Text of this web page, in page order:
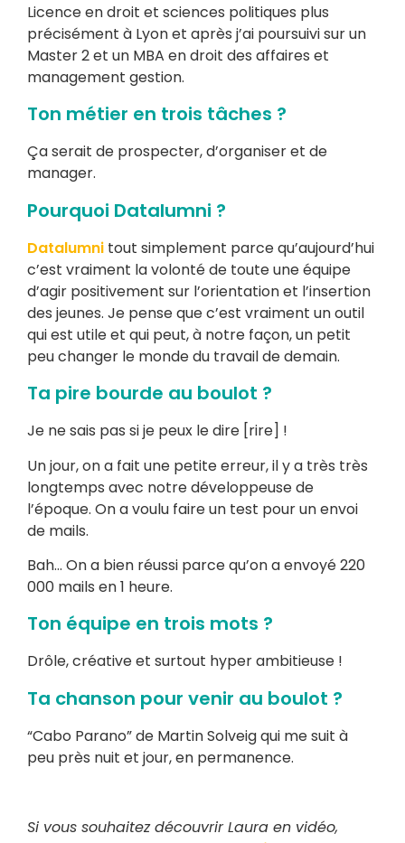
Licence en droit et sciences politiques plus
précisément à Lyon et après j’ai poursuivi sur un
Master 2 et un MBA en droit des affaires et
management gestion.
Ton métier en trois tâches ?
Ça serait de prospecter, d’organiser et de
manager.
Pourquoi Datalumni ?
Datalumni tout simplement parce qu’aujourd’hui
c’est vraiment la volonté de toute une équipe
d’agir positivement sur l’orientation et l’insertion
des jeunes. Je pense que c’est vraiment un outil
qui est utile et qui peut, à notre façon, un petit
peu changer le monde du travail de demain.
Ta pire bourde au boulot ?
Je ne sais pas si je peux le dire [rire] !
Un jour, on a fait une petite erreur, il y a très très
longtemps avec notre développeuse de
l’époque. On a voulu faire un test pour un envoi
de mails.
Bah… On a bien réussi parce qu’on a envoyé 220
000 mails en 1 heure.
Ton équipe en trois mots ?
Drôle, créative et surtout hyper ambitieuse !
Ta chanson pour venir au boulot ?
“Cabo Parano” de Martin Solveig qui me suit à
peu près nuit et jour, en permanence.
Si vous souhaitez découvrir Laura en vidéo,